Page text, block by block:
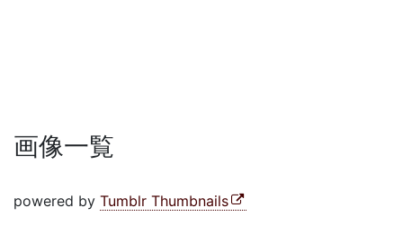
画像一覧
powered by Tumblr Thumbnails